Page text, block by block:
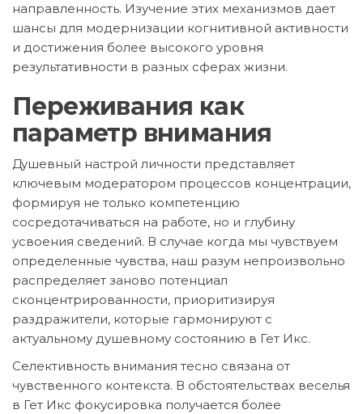
направленность. Изучение этих механизмов дает
шансы для модернизации когнитивной активности
и достижения более высокого уровня
результативности в разных сферах жизни.
Переживания как
параметр внимания
Душевный настрой личности представляет
ключевым модератором процессов концентрации,
формируя не только компетенцию
сосредотачиваться на работе, но и глубину
усвоения сведений. В случае когда мы чувствуем
определенные чувства, наш разум непроизвольно
распределяет заново потенциал
сконцентрированности, приоритизируя
раздражители, которые гармонируют с
актуальному душевному состоянию в Гет Икс.
Селективность внимания тесно связана от
чувственного контекста. В обстоятельствах веселья
в Гет Икс фокусировка получается более